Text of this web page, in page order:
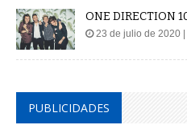
ONE DIRECTION
23 de julio de 2020 |
PUBLICIDADES